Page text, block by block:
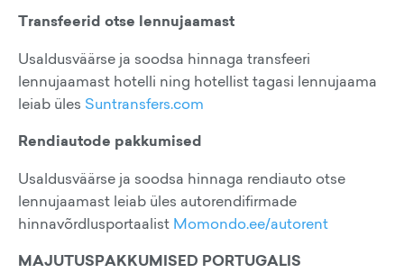
Transfeerid otse lennujaamast
Usaldusväärse ja soodsa hinnaga transfeeri
lennujaamast hotelli ning hotellist tagasi lennujaama
leiab üles Suntransfers.com
Rendiautode pakkumised
Usaldusväärse ja soodsa hinnaga rendiauto otse
lennujaamast leiab üles autorendifirmade
hinnavõrdlusportaalist Momondo.ee/autorent
MAJUTUSPAKKUMISED PORTUGALIS